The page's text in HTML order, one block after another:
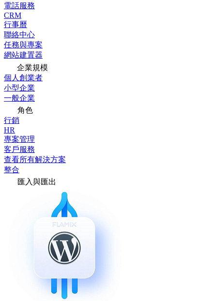
電話服務
CRM
行事曆
聯絡中心
任務與專案
網站建置器
企業規模
個人創業者
小型企業
一般企業
角色
行銷
HR
專案管理
客戶服務
查看所有解決方案
整合
匯入與匯出